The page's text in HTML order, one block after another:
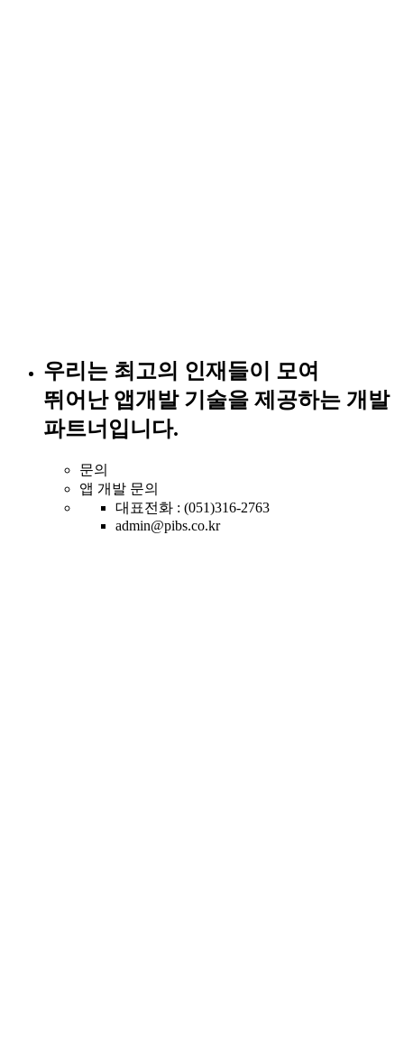
우리는 최고의 인재들이 모여
뛰어난 앱개발 기술을 제공하는 개발
파트너입니다.
문의
앱 개발 문의
대표전화 : (051)316-2763
admin@pibs.co.kr